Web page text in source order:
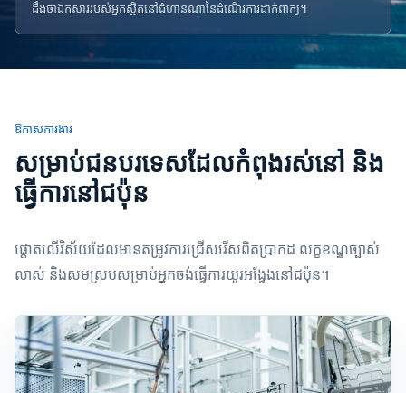
ដឹងថាឯកសាររបស់អ្នកស្ថិតនៅជំហានណានៃដំណើរការដាក់ពាក្យ។
ឱកាសការងារ
សម្រាប់ជនបរទេសដែលកំពុងរស់នៅ និង
ធ្វើការនៅជប៉ុន
ផ្តោតលើវិស័យដែលមានតម្រូវការជ្រើសរើសពិតប្រាកដ លក្ខខណ្ឌច្បាស់
លាស់ និងសមស្របសម្រាប់អ្នកចង់ធ្វើការយូរអង្វែងនៅជប៉ុន។